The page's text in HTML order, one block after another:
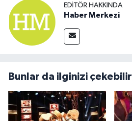
EDITÖR HAKKINDA
Haber Merkezi
Bunlar da ilginizi çekebilir